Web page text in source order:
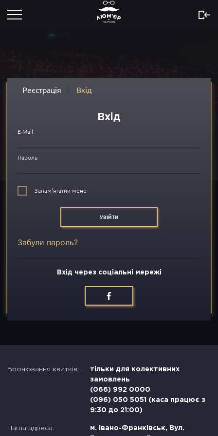
Новини
Сертифікати
Контакти
Реєстрація Вхід
Вхід
E-Mail
Пароль
Запам'ятатии мене
УВІЙТИ
Забули пароль?
Вхід через соціальні мережі
Бронювання квитків:
тільки для колективних
замовлень
(066) 992 0000
(096) 050 5051 (каса працює з
9:30 до 21:00)
Наша адреса:
м. Івано-Франківськ, Вул.